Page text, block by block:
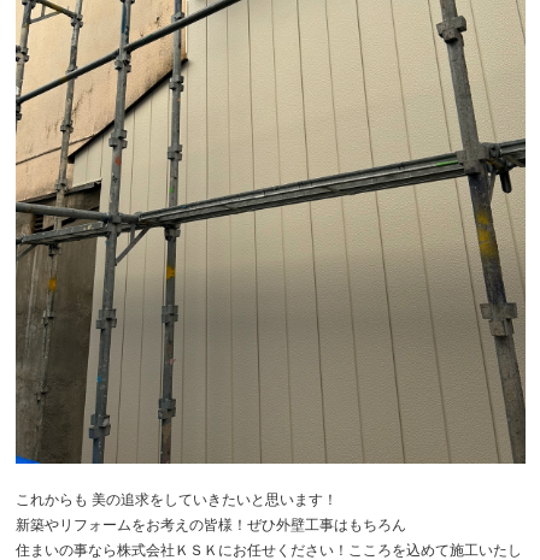
これからも 美の追求をしていきたいと思います！
新築やリフォームをお考えの皆様！ぜひ外壁工事はもちろん
住まいの事なら株式会社ＫＳＫにお任せください！こころを込めて施工いたし